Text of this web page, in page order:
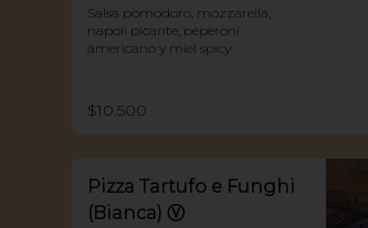
Salsa pomodoro, mozzarella,
napoli picante, peperoni
americano y miel spicy
$10.500
Pizza Tartufo e Funghi
(Bianca) Ⓥ